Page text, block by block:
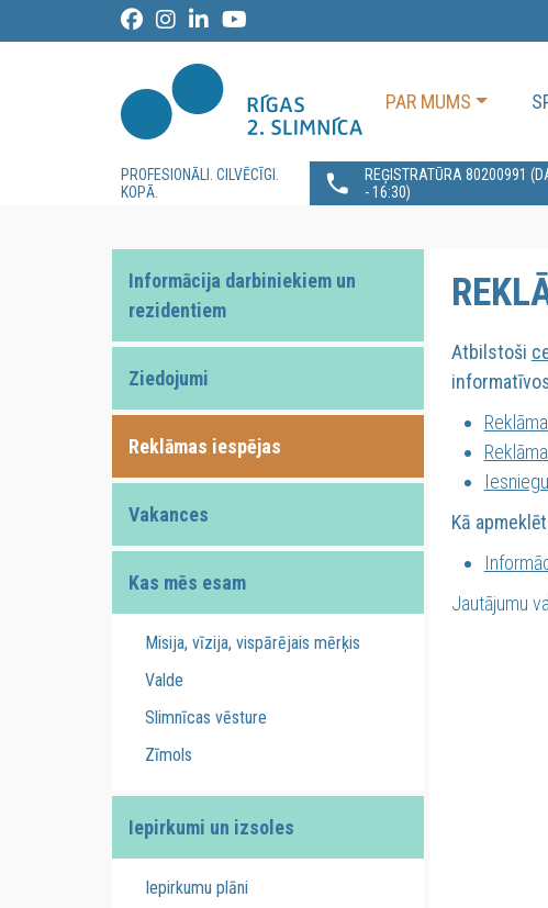
PAR MUMS
PROFESIONĀLI. CILVĒCĪGI.
KOPĀ.
REĢISTRATŪRA 80200991‬
- 16:30)
Informācija darbiniekiem un
rezidentiem
Ziedojumi
Reklāmas iespējas
Vakances
Kas mēs esam
Misija, vīzija, vispārējais mērķis
Valde
Slimnīcas vēsture
Zīmols
Iepirkumi un izsoles
Iepirkumu plāni
Atbilstoši
Kā
Jautājumu